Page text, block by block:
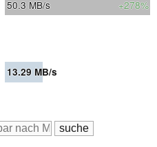
50.3 MB/s +278%
13.29 MB/s